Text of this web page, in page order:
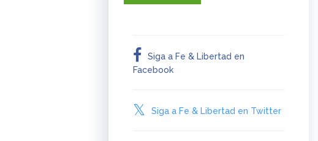
Siga a Fe & Libertad en
Facebook
Siga a Fe & Libertad en Twitter